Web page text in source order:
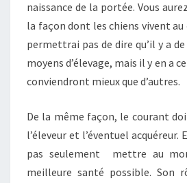
naissance de la portée. Vous
la façon dont les chiens vivent au
permettrai pas de dire qu’il y a
moyens d’élevage, mais il y en a
conviendront mieux que d’autres.
De la même façon, le courant
l’éleveur et l’éventuel acquéreur.
pas seulement mettre au
meilleure santé possible. Son